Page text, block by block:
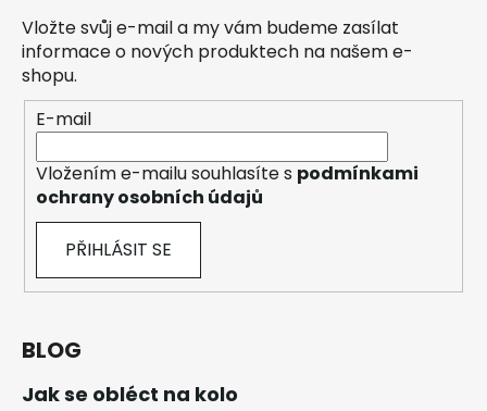
Vložte svůj e-mail a my vám budeme zasílat
informace o nových produktech na našem e-
shopu.
E-mail
Vložením e-mailu souhlasíte s podmínkami
ochrany osobních údajů
PŘIHLÁSIT SE
BLOG
Jak se obléct na kolo